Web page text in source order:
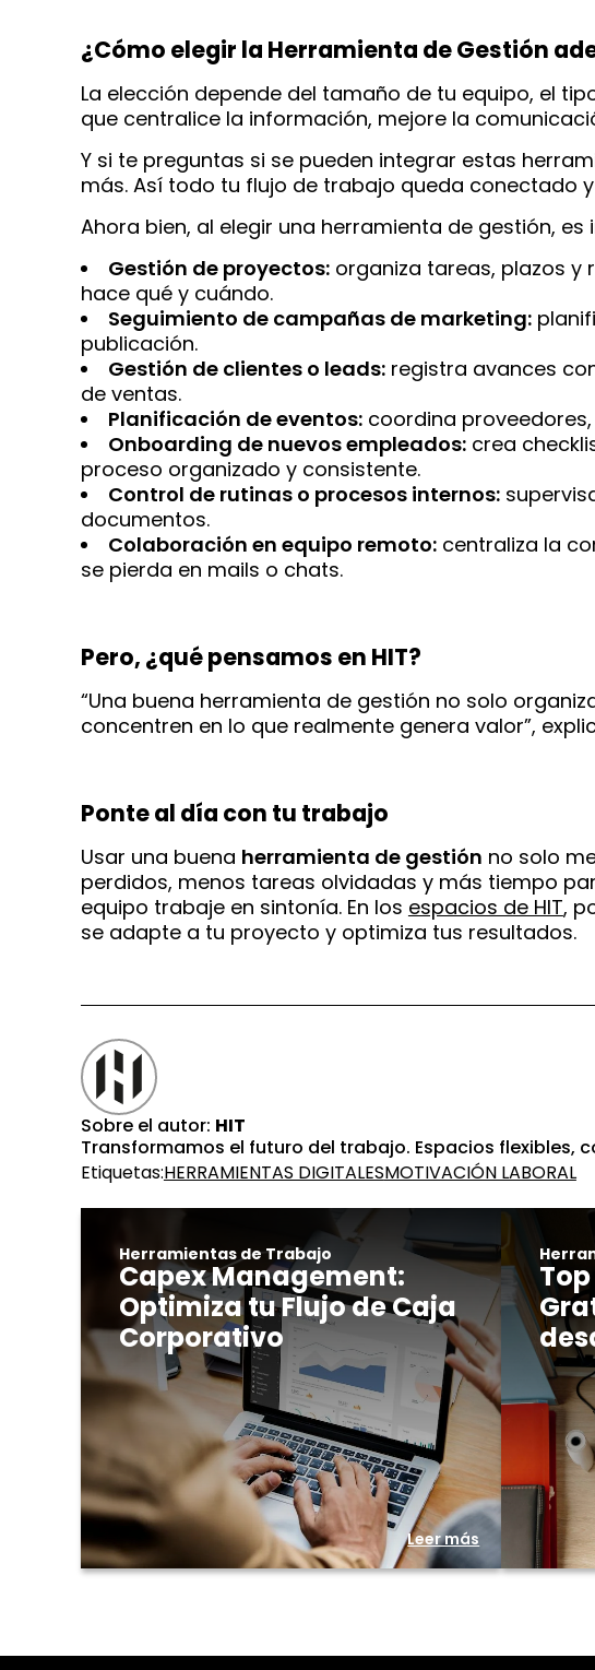
¿Cómo elegir la Herramienta de Gestión
La elección depende del tamaño de tu equipo, el
que centralice la información, mejore la
Y si te preguntas si se pueden integrar estas
más. Así todo tu flujo de trabajo queda conectado
Ahora bien, al elegir una herramienta de gestión,
Gestión de proyectos:organiza tareas, plazos y
hace qué y cuándo.
Seguimiento de campañas de marketing:
publicación.
Gestión de clientes o leads:registra avances
de ventas.
Planificación de eventos:coordina
Onboarding de nuevos empleados:crea
proceso organizado y consistente.
Control de rutinas o procesos internos:
documentos.
Colaboración en equipo remoto:centraliza la
se pierda en mails o chats.
Pero, ¿qué pensamos en HIT?
“Una buena herramienta de gestión no solo
concentren en lo que realmente genera valor”,
Ponte al día con tu trabajo
Usar una buena herramienta de gestión no solo
perdidos, menos tareas olvidadas y más tiempo
equipo trabaje en sintonía. En los espacios de HIT,
se adapte a tu proyecto y optimiza tus resultados.
Sobre el autor: HIT
Transformamos el futuro del trabajo. Espacios flexibles,
Etiquetas:HERRAMIENTAS DIGITALESMOTIVACIÓN LABORAL
Herramientas de Trabajo
Capex Management:
Optimiza tu Flujo de Caja
Corporativo
Leer más